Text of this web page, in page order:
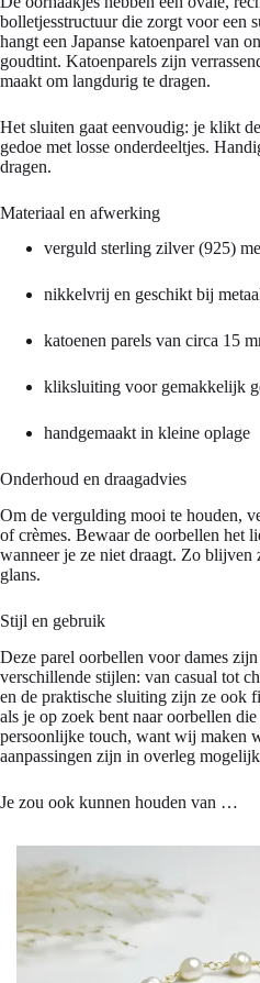
bolletjesstructuur die zorgt voor een
hangt een Japanse katoenparel van
goudtint. Katoenparels zijn
maakt om langdurig te dragen.
Het sluiten gaat eenvoudig: je klikt
gedoe met losse onderdeeltjes.
dragen.
Materiaal en afwerking
verguld sterling zilver (925)
nikkelvrij en geschikt bij
katoenen parels van circa 15
kliksluiting voor gemakkelijk
handgemaakt in kleine oplage
Onderhoud en draagadvies
Om de vergulding mooi te houden,
of crèmes. Bewaar de oorbellen het
wanneer je ze niet draagt. Zo blijven
glans.
Stijl en gebruik
Deze parel oorbellen voor dames
verschillende stijlen: van casual tot
en de praktische sluiting zijn ze ook
als je op zoek bent naar oorbellen
persoonlijke touch, want wij maken
aanpassingen zijn in overleg
Je zou ook kunnen houden van …